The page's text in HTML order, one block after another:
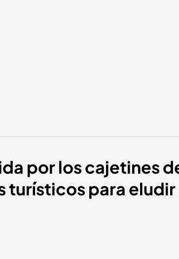
por los cajetines
turísticos para eludir